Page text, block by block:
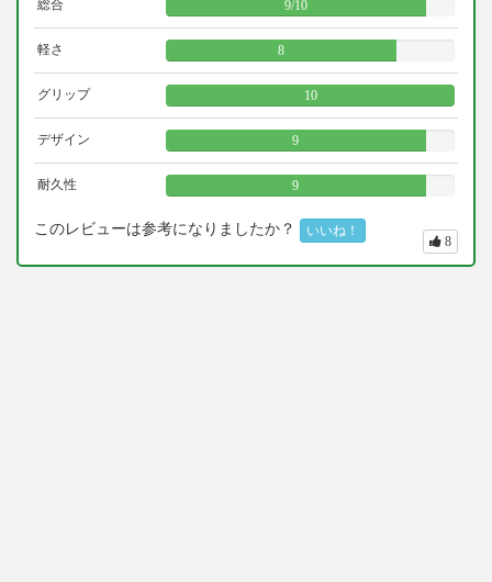
総合 9/10
軽さ 8
グリップ 10
デザイン 9
耐久性 9
このレビューは参考になりましたか？ いいね！
8